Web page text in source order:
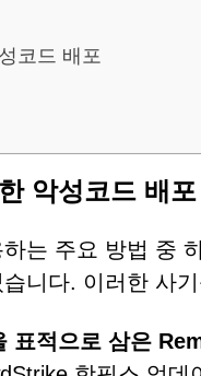
코드 배포
악성코드 배포
는 주요 방법 중
니다. 이러한 사
표적으로 삼은